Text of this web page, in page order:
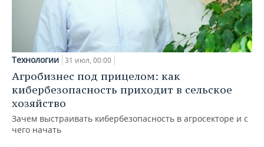
Технологии 31 июл, 00:00
Агробизнес под прицелом: как
кибербезопасность приходит в сельское
хозяйство
Зачем выстраивать кибербезопасность в агросекторе и с
чего начать